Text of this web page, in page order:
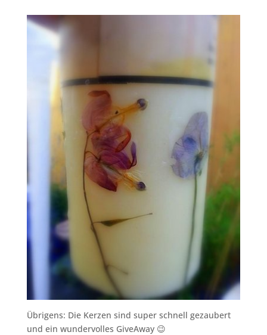
Übrigens: Die Kerzen sind super schnell gezaubert
und ein wundervolles GiveAway 😉